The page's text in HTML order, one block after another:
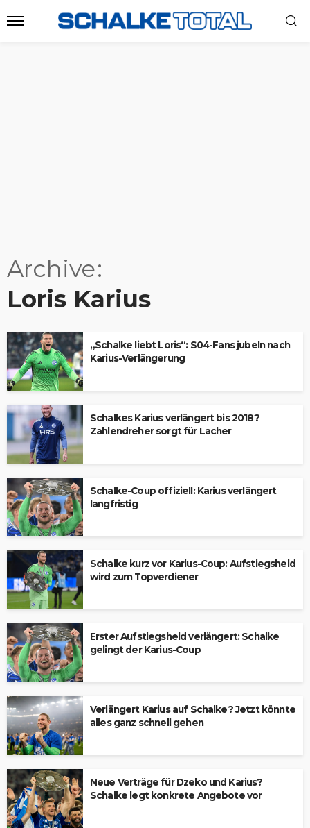
Archive
Loris Karius
„Schalke liebt Loris“: S04-Fans jubeln nach
Karius-Verlängerung
Schalkes Karius verlängert bis 2018?
Zahlendreher sorgt für Lacher
Schalke-Coup offiziell: Karius verlängert
langfristig
Schalke kurz vor Karius-Coup: Aufstiegsheld
wird zum Topverdiener
Erster Aufstiegsheld verlängert: Schalke
gelingt der Karius-Coup
Verlängert Karius auf Schalke? Jetzt könnte
alles ganz schnell gehen
Neue Verträge für Dzeko und Karius?
Schalke legt konkrete Angebote vor